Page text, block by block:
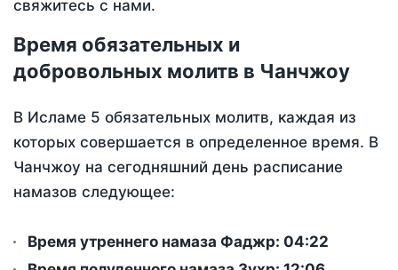
свяжитесь с нами.
Время обязательных и
добровольных молитв в Чанчжоу
В Исламе 5 обязательных молитв, каждая из
которых совершается в определенное время. В
Чанчжоу на сегодняшний день расписание
намазов следующее:
Время утреннего намаза Фаджр: 04:22